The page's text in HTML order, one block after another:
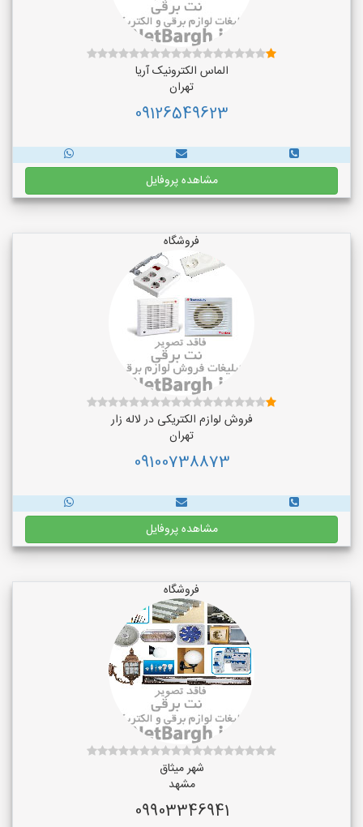
الماس الکترونیک آریا
تهران
09126549623
مشاهده پروفایل
فروشگاه
فروش لوازم الکتریکی در لاله زار
تهران
09100738873
مشاهده پروفایل
فروشگاه
شهر میثاق
مشهد
09903346941